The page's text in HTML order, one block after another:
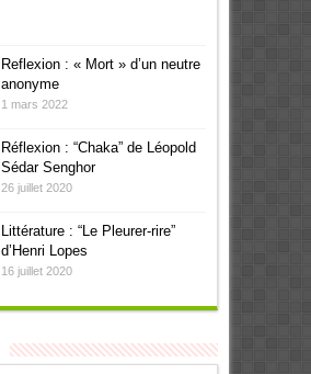
Reflexion : « Mort » d’un neutre
anonyme
1 mars 2022
Réflexion : “Chaka” de Léopold
Sédar Senghor
26 juillet 2020
Littérature : “Le Pleurer-rire”
d’Henri Lopes
16 juillet 2020